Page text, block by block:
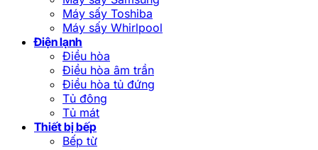
Máy sấy Toshiba
Máy sấy Whirlpool
Điện lạnh
Điều hòa
Điều hòa âm trần
Điều hòa tủ đứng
Tủ đông
Tủ mát
Thiết bị bếp
Bếp từ